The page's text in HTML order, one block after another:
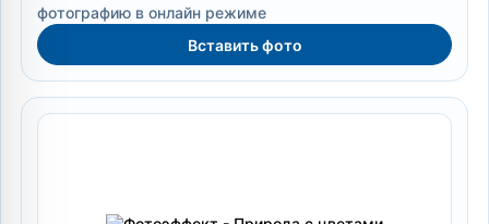
фотографию в онлайн режиме
Вставить фото